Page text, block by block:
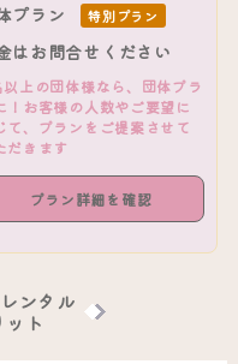
プラン 特別プラン
はお問合せください
上の団体様なら、団体プラ
！お客様の人数やご要望に
て、プランをご提案させて
だきます
プラン詳細を確認
ンタル
ト